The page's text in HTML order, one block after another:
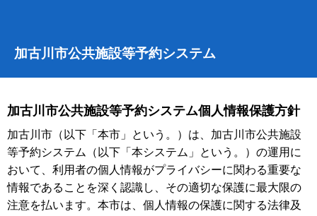
加古川市公共施設等予約システム
加古川市公共施設等予約システム個人情報保護方針
加古川市（以下「本市」という。）は、加古川市公共施設
等予約システム（以下「本システム」という。）の運用に
おいて、利用者の個人情報がプライバシーに関わる重要な
情報であることを深く認識し、その適切な保護に最大限の
注意を払います。本市は、個人情報の保護に関する法律及